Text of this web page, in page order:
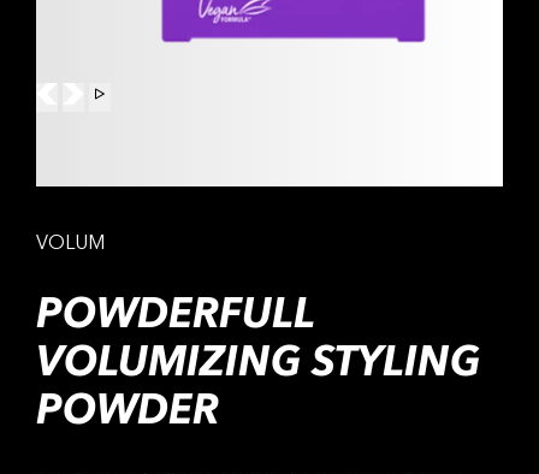
VOLUM
POWDERFULL
VOLUMIZING STYLING
POWDER